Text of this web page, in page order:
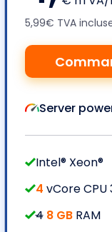
5,99€ TVA
Server
Intel® Xeon®
4 vCore CPU
4 8 GBRAM